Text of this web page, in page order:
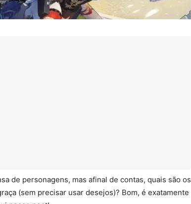
de personagens, mas afinal de contas, quais são os
(sem precisar usar desejos)? Bom, é exatamente